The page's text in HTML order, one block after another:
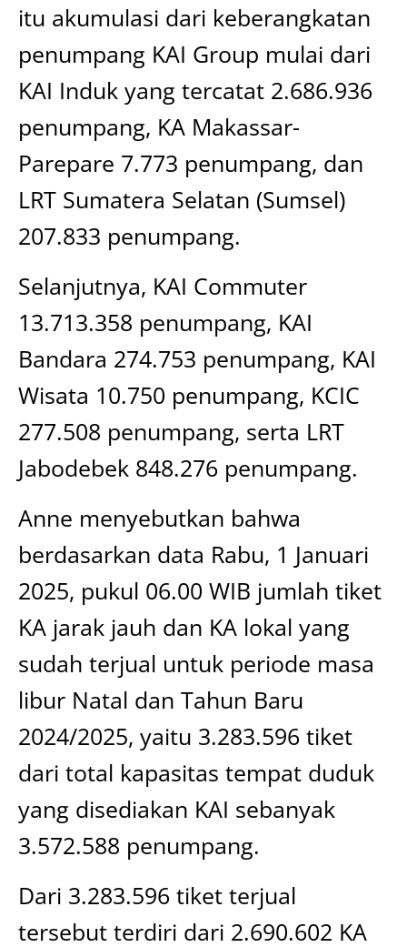
itu akumulasi dari keberangkatan
penumpang KAI Group mulai dari
KAI Induk yang tercatat 2.686.936
penumpang, KA Makassar-
Parepare 7.773 penumpang, dan
LRT Sumatera Selatan (Sumsel)
207.833 penumpang.
Selanjutnya, KAI Commuter
13.713.358 penumpang, KAI
Bandara 274.753 penumpang, KAI
Wisata 10.750 penumpang, KCIC
277.508 penumpang, serta LRT
Jabodebek 848.276 penumpang.
Anne menyebutkan bahwa
berdasarkan data Rabu, 1 Januari
2025, pukul 06.00 WIB jumlah tiket
KA jarak jauh dan KA lokal yang
sudah terjual untuk periode masa
libur Natal dan Tahun Baru
2024/2025, yaitu 3.283.596 tiket
dari total kapasitas tempat duduk
yang disediakan KAI sebanyak
3.572.588 penumpang.
Dari 3.283.596 tiket terjual
tersebut terdiri dari 2.690.602 KA